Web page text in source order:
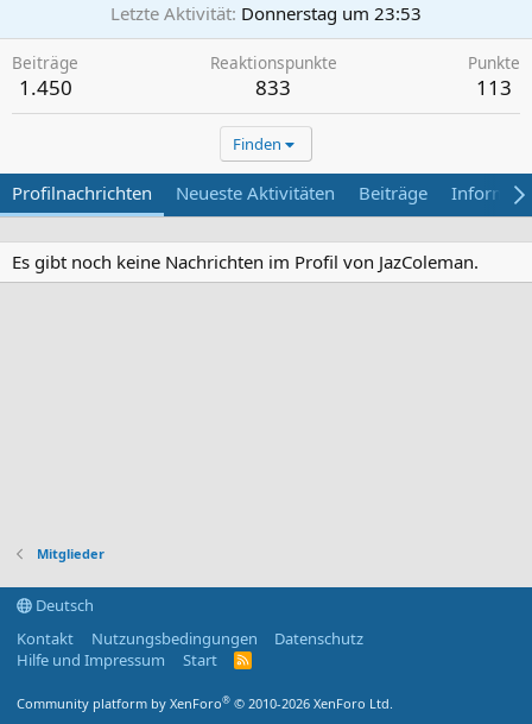
Letzte Aktivität Donnerstag um 23:53
Beiträge
1.450
Reaktionspunkte
833
Punkte
113
Finden
Profilnachrichten Neueste Aktivitäten Beiträge
Es gibt noch keine Nachrichten im Profil von JazColeman.
Mitglieder
Deutsch
Kontakt
Nutzungsbedingungen
Datenschutz
Hilfe und Impressum
Start
R
Community platform by XenForo® © 2010-2026 XenForo Ltd.